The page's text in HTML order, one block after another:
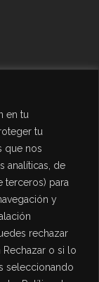
en tu
tu
que nos
analíticas, de
terceros) para
y
rechazar
o si lo
seleccionando